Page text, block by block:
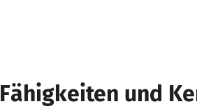
Fähigkeiten und